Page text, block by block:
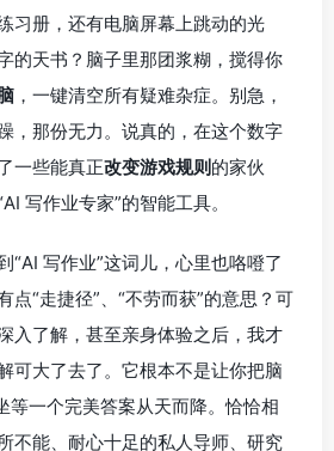
习册，还有电脑屏幕上跳动的光
的天书？脑子里那团浆糊，搅得你
，一键清空所有疑难杂症。别急，
，那份无力。说真的，在这个数字
一些能真正改变游戏规则的家伙
写作业专家”的智能工具。
“AI 写作业”这词儿，心里也咯噔了
点“走捷径”、“不劳而获”的意思？可
入了解，甚至亲身体验之后，我才
可大了去了。它根本不是让你把脑
等一个完美答案从天而降。恰恰相
不能、耐心十足的私人导师、研究